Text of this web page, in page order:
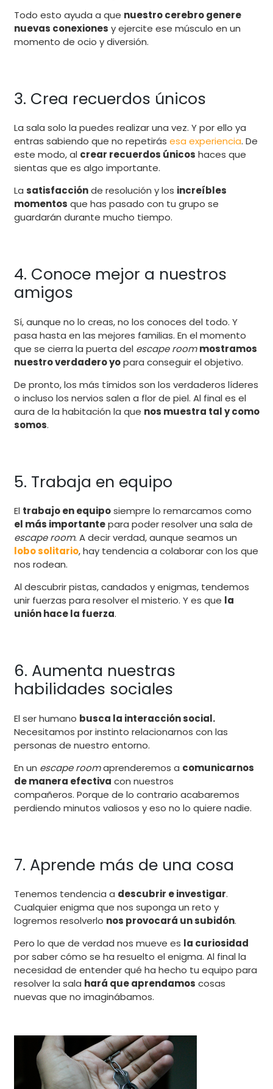
Todo esto ayuda a que nuestro cerebro genere
nuevas conexiones y ejercite ese músculo en un
momento de ocio y diversión.
3. Crea recuerdos únicos
La sala solo la puedes realizar una vez. Y por ello ya
entras sabiendo que no repetirás esa experiencia. De
este modo, al crear recuerdos únicos haces que
sientas que es algo importante.
La satisfacciónde resolución y los increíbles
momentos que has pasado con tu grupo se
guardarán durante mucho tiempo.
4. Conoce mejor a nuestros
amigos
Sí, aunque no lo creas, no los conoces del todo. Y
pasa hasta en las mejores familias. En el momento
que se cierra la puerta del escape room mostramos
nuestro verdadero yopara conseguir el objetivo.
De pronto, los más tímidos son los verdaderos líderes
o incluso los nervios salen a flor de piel. Al final es el
aura de la habitación la que nos muestra tal y como
somos.
5. Trabaja en equipo
El trabajo en equiposiempre lo remarcamos como
el más importantepara poder resolver una sala de
escape room. A decir verdad, aunque seamos un
lobo solitario, hay tendencia a colaborar con los que
nos rodean.
Al descubrir pistas, candados y enigmas, tendemos
unir fuerzas para resolver el misterio. Y es que la
unión hace la fuerza.
6. Aumenta nuestras
habilidades sociales
El ser humano busca la interacción social.
Necesitamos por instinto relacionarnos con las
personas de nuestro entorno.
En un escape roomaprenderemos a comunicarnos
de manera efectiva con nuestros
compañeros. Porque de lo contrario acabaremos
perdiendo minutos valiosos y eso no lo quiere nadie.
7. Aprende más de una cosa
Tenemos tendencia a descubrir e investigar.
Cualquier enigma que nos suponga un reto y
logremos resolverlo nos provocará un subidón.
Pero lo que de verdad nos mueve es la curiosidad
por saber cómo se ha resuelto el enigma. Al final la
necesidad de entender qué ha hecho tu equipo para
resolver la sala hará que aprendamos cosas
nuevas que no imaginábamos.